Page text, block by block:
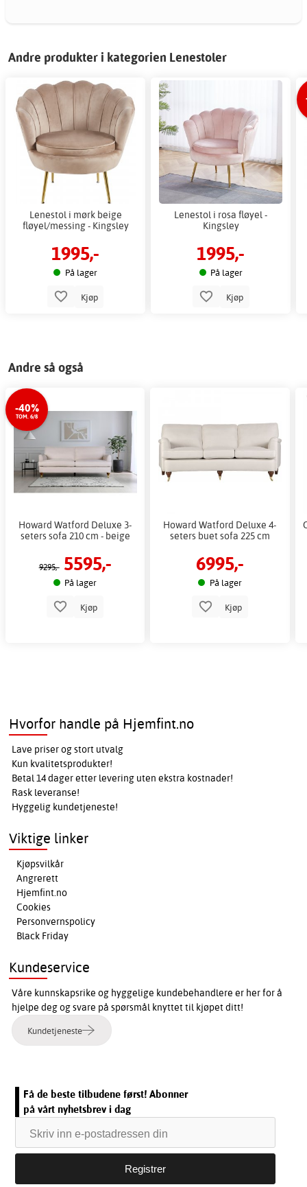
Andre produkter i kategorien Lenestoler
Lenestol i mørk beige
fløyel/messing - Kingsley
1995,-
På lager
Kjøp
Lenestol i rosa fløyel -
Kingsley
1995,-
På lager
Kjøp
Andre så også
-40%
TOM. 6/8
Howard Watford Deluxe 3-
seters sofa 210 cm - beige
9295,- 5595,-
På lager
Kjøp
Howard Watford Deluxe 4-
seters buet sofa 225 cm
6995,-
På lager
Kjøp
Hvorfor handle på Hjemfint.no
Lave priser og stort utvalg
Kun kvalitetsprodukter!
Betal 14 dager etter levering uten ekstra kostnader!
Rask leveranse!
Hyggelig kundetjeneste!
Viktige linker
Kjøpsvilkår
Angrerett
Hjemfint.no
Cookies
Personvernspolicy
Black Friday
Kundeservice
Våre kunnskapsrike og hyggelige kundebehandlere er her for å
hjelpe deg og svare på spørsmål knyttet til kjøpet ditt!
Kundetjeneste
Få de beste tilbudene først! Abonner
på vårt nyhetsbrev i dag